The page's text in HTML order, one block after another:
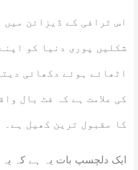
اس ٹرافی کے ڈیزائن میں
شکلیں پوری دنیا کو
اٹھائے ہوئے دکھائی
کی علامت ہے کہ فٹ بال
کا مقبول ترین کھیل ہے۔
ایک دلچسپ بات یہ ہے کہ یہ